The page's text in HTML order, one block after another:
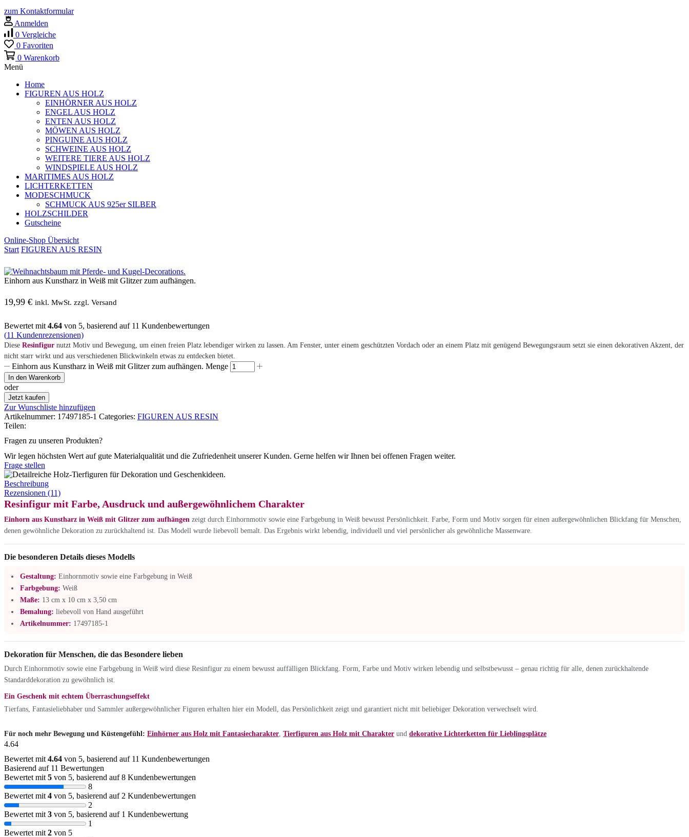
zum Kontaktformular
Anmelden
0 Vergleiche
0 Favoriten
0 Warenkorb
Menü
Home
FIGUREN AUS HOLZ
EINHÖRNER AUS HOLZ
ENGEL AUS HOLZ
ENTEN AUS HOLZ
MÖWEN AUS HOLZ
PINGUINE AUS HOLZ
SCHWEINE AUS HOLZ
WEITERE TIERE AUS HOLZ
WINDSPIELE AUS HOLZ
MARITIMES AUS HOLZ
LICHTERKETTEN
MODESCHMUCK
SCHMUCK AUS 925er SILBER
HOLZSCHILDER
Gutscheine
Online-Shop Übersicht
Start FIGUREN AUS RESIN
Einhorn aus Kunstharz in Weiß mit Glitzer zum aufhängen.
19,99 € inkl. MwSt. zzgl. Versand
Bewertet mit 4.64 von 5, basierend auf 11 Kundenbewertungen
(11 Kundenrezensionen)
Diese Resinfigur nutzt Motiv und Bewegung, um einen freien Platz lebendiger wirken zu lassen. Am Fenster, unter einem geschützten Vordach oder an einem Platz mit genügend Bewegungsraum setzt sie einen dekorativen Akzent, der
nicht starr wirkt und aus verschiedenen Blickwinkeln etwas zu entdecken bietet.
Einhorn aus Kunstharz in Weiß mit Glitzer zum aufhängen. Menge
In den Warenkorb
oder
Jetzt kaufen
Zur Wunschliste hinzufügen
Artikelnummer: 17497185-1 Categories: FIGUREN AUS RESIN
Teilen:
Fragen zu unseren Produkten?
Wir legen höchsten Wert auf gute Materialqualität und die Zufriedenheit unserer Kunden. Gerne helfen wir Ihnen bei offenen Fragen weiter.
Frage stellen
Beschreibung
Rezensionen (11)
Resinfigur mit Farbe, Ausdruck und außergewöhnlichem Charakter
Einhorn aus Kunstharz in Weiß mit Glitzer zum aufhängen zeigt durch Einhornmotiv sowie eine Farbgebung in Weiß bewusst Persönlichkeit. Farbe, Form und Motiv sorgen für einen außergewöhnlichen Blickfang für Menschen,
denen gewöhnliche Dekoration zu zurückhaltend ist. Das Modell wurde liebevoll bemalt. Das Ergebnis wirkt lebendig, individuell und viel persönlicher als gewöhnliche Massenware.
Die besonderen Details dieses Modells
Gestaltung: Einhornmotiv sowie eine Farbgebung in Weiß
Farbgebung: Weiß
Maße: 13 cm x 10 cm x 3,50 cm
Bemalung: liebevoll von Hand ausgeführt
Artikelnummer: 17497185-1
Dekoration für Menschen, die das Besondere lieben
Durch Einhornmotiv sowie eine Farbgebung in Weiß wird diese Resinfigur zu einem bewusst auffälligen Blickfang. Form, Farbe und Motiv wirken lebendig und selbstbewusst – genau richtig für alle, denen zurückhaltende
Standarddekoration zu gewöhnlich ist.
Ein Geschenk mit echtem Überraschungseffekt
Tierfans, Fantasieliebhaber und Sammler außergewöhnlicher Figuren erhalten hier ein Modell, das Persönlichkeit zeigt und garantiert nicht mit beliebiger Dekoration verwechselt wird.
Für noch mehr Bewegung und Küstengefühl: Einhörner aus Holz mit Fantasiecharakter Tierfiguren aus Holz mit Charakter und dekorative Lichterketten für Lieblingsplätze
4.64
Bewertet mit 4.64 von 5, basierend auf 11 Kundenbewertungen
Basierend auf 11 Bewertungen
Bewertet mit 5 von 5, basierend auf8 Kundenbewertungen
8
Bewertet mit 4 von 5, basierend auf 2 Kundenbewertungen
2
Bewertet mit 3 von 5, basierend auf 1 Kundenbewertung
1
Bewertet mit 2 von 5